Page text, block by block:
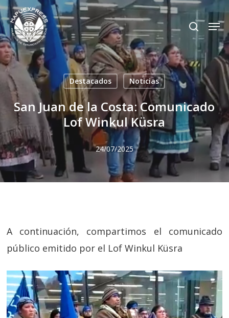
Skip
to
main
content
search
Destacados Noticias
San Juan de la Costa: Comunicado
Lof Winkul Küsra
24/07/2025
A continuación, compartimos el comunicado
público emitido por el Lof Winkul Küsra
Close
Menu